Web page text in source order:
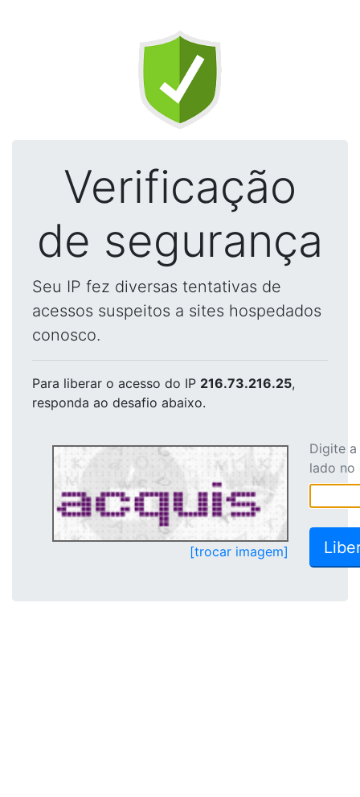
Verificação
de segurança
Seu IP fez diversas tentativas de
acessos suspeitos a sites hospedados
conosco.
Para liberar o acesso do IP 216.73.216.25,
responda ao desafio abaixo.
[trocar imagem]
Digite
lado no